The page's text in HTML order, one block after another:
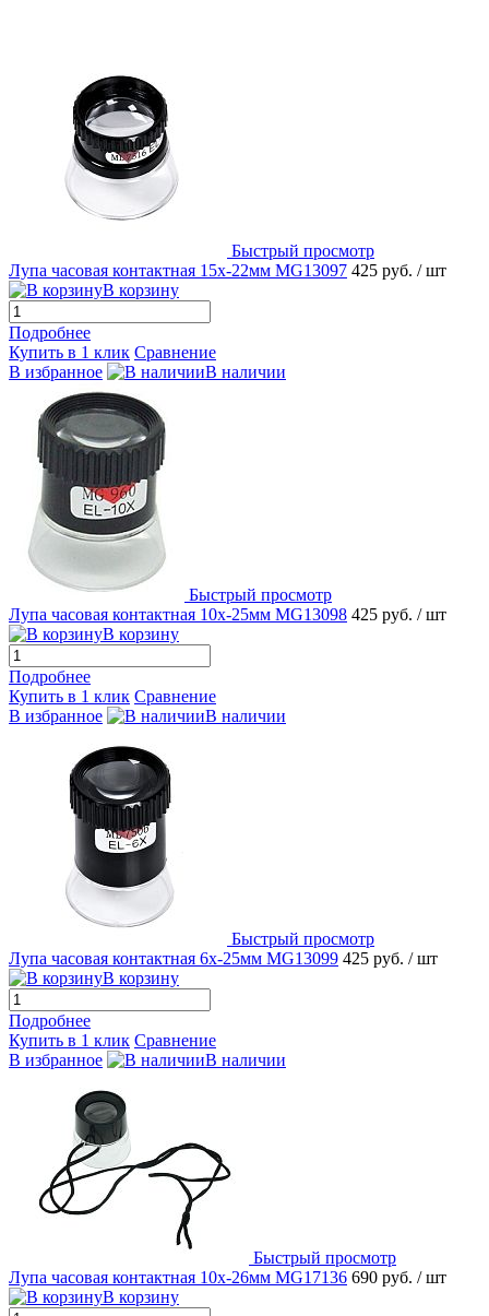
Быстрый просмотр
Лупа часовая контактная 15х-22мм MG13097 425 руб. / шт
В корзину
Подробнее
Купить в 1 клик Сравнение
В избранное
В наличии
Быстрый просмотр
Лупа часовая контактная 10х-25мм MG13098 425 руб. / шт
В корзину
Подробнее
Купить в 1 клик Сравнение
В избранное
В наличии
Быстрый просмотр
Лупа часовая контактная 6х-25мм MG13099 425 руб. / шт
В корзину
Подробнее
Купить в 1 клик Сравнение
В избранное
В наличии
Быстрый просмотр
Лупа часовая контактная 10х-26мм MG17136 690 руб. / шт
В корзину